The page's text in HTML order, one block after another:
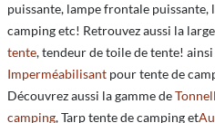
puissante, lampe frontale
camping etc! Retrouvez aussi la
tente, tendeur de toile de tente!
Imperméabilisant pour tente de
Découvrez aussi la gamme de
camping, Tarp tente de camping et